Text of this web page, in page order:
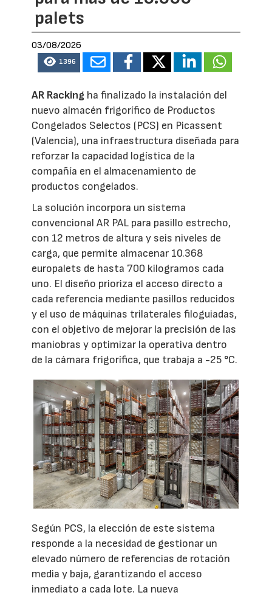
palets
03/08/2026
1396
AR Racking ha finalizado la instalación del
nuevo almacén frigorífico de Productos
Congelados Selectos (PCS) en Picassent
(Valencia), una infraestructura diseñada para
reforzar la capacidad logística de la
compañía en el almacenamiento de
productos congelados.
La solución incorpora un sistema
convencional AR PAL para pasillo estrecho,
con 12 metros de altura y seis niveles de
carga, que permite almacenar 10.368
europalets de hasta 700 kilogramos cada
uno. El diseño prioriza el acceso directo a
cada referencia mediante pasillos reducidos
y el uso de máquinas trilaterales filoguiadas,
con el objetivo de mejorar la precisión de las
maniobras y optimizar la operativa dentro
de la cámara frigorífica, que trabaja a -25 °C.
Según PCS, la elección de este sistema
responde a la necesidad de gestionar un
elevado número de referencias de rotación
media y baja, garantizando el acceso
inmediato a cada lote. La nueva